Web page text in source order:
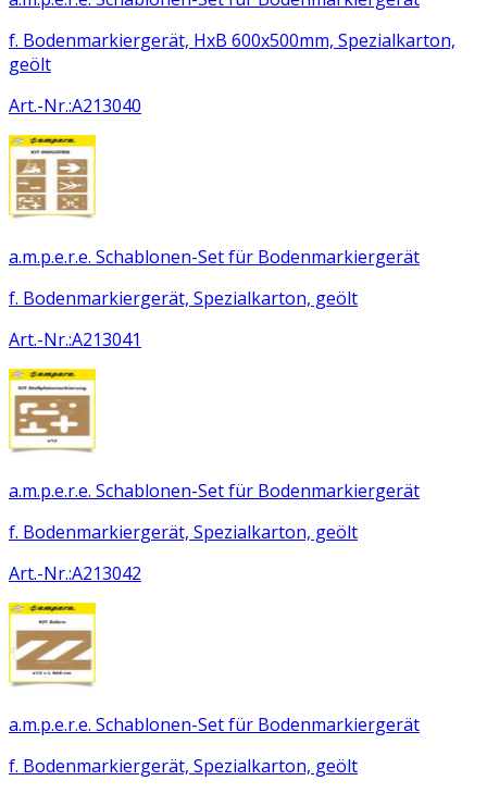
f. Bodenmarkiergerät, HxB 600x500mm, Spezialkarton,
geölt
Art.-Nr.:A213040
a.m.p.e.r.e. Schablonen-Set für Bodenmarkiergerät
f. Bodenmarkiergerät, Spezialkarton, geölt
Art.-Nr.:A213041
a.m.p.e.r.e. Schablonen-Set für Bodenmarkiergerät
f. Bodenmarkiergerät, Spezialkarton, geölt
Art.-Nr.:A213042
a.m.p.e.r.e. Schablonen-Set für Bodenmarkiergerät
f. Bodenmarkiergerät, Spezialkarton, geölt